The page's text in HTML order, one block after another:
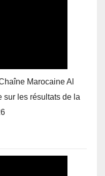
Marocaine Al
sur les résultats de la